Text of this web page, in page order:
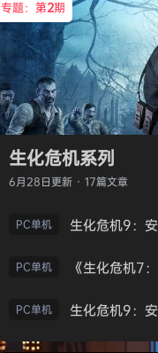
专题：第2期
生化危机系列
6月28日更新 · 17篇文章
PC单机
PC单机
PC单机